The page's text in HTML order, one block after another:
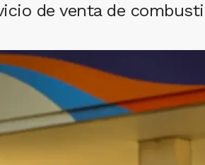
de venta de